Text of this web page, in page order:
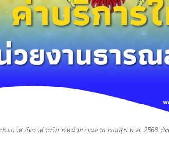
ประกาศ อัตราค่าบริการหน่วยงานสาธารณสุข พ.ศ. 2568 บั